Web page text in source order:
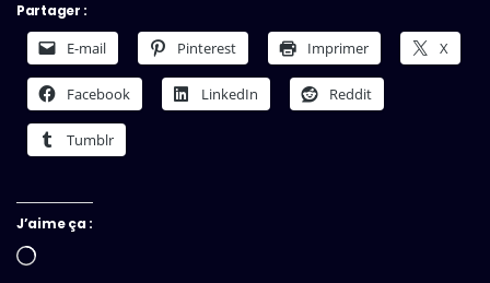
Partager :
E-mail Pinterest Imprimer X
Facebook LinkedIn Reddit
Tumblr
J’aime ça :
Chargement…